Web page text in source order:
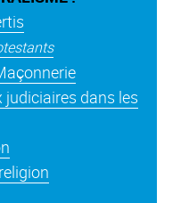
judiciaires dans les